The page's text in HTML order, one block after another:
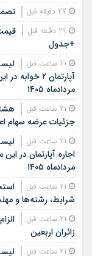
+جدول
آپارتمان ۲
مردادماه ۱۴۰۵
جزئیات عرضه سهام
اجاره آپارتمان در
مردادماه ۱۴۰۵
شرایط، رشته‌ها و
زائران اربعین